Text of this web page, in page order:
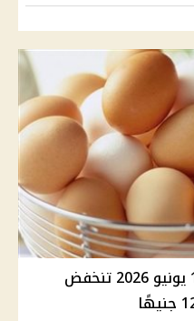
أسعار الدواجن اليوم الإثنين 1 يونيو 2026 تنخفض